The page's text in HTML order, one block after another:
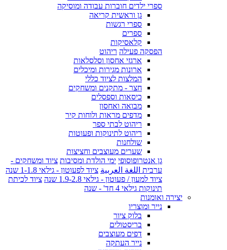
ספרי ילדים חוברות עבודה ומוסיקה
גן וראשית קריאה
ספרי רגשות
ספרים
קלאסיקות
הפסקה פעילה ריהוט
ארגזי אחסון וסלסלאות
ארונות מגירות ומיכלים
המלצות לציוד כללי
חצר - מתקנים ומשחקים
כיסאות וספסלים
מבואה ואחסון
מדפים מראות ולוחות קיר
ריהוט לבתי ספר
ריהוט לתינוקות ופעוטות
שולחנות
שערים מעוצבים וחציצות
גן אנטרופוסופי ימי הולדת ומסיבות ציוד ומשחקים -
ערבית اللغة العربية ציוד לפעוטון - גילאי 1-1.8 שנה
ציוד למעון / פעוטון - גילאי 1.9-2.8 שנה
ציוד לכיתת
תינוקות גילאי 4 חד' - שנה
יצירה ואומנות
נייר ומוצריו
בלוק ציור
בריסטולים
דפים מעוצבים
נייר העתקה